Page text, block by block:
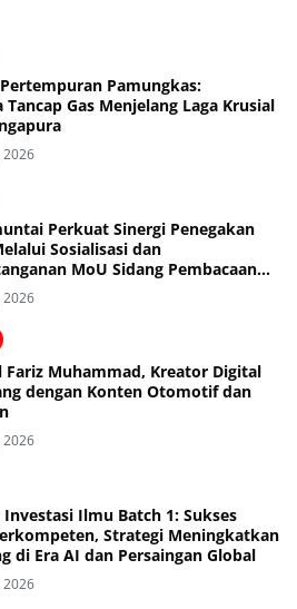
Pamungkas:
Tancap Gas Menjelang Laga Krusial
2026
Perkuat Sinergi Penegakan
Sosialisasi dan
MoU Sidang Pembacaan
2026
Fariz Muhammad, Kreator Digital
dengan Konten Otomotif dan
2026
Ilmu Batch 1: Sukses
Strategi Meningkatkan
di Era AI dan Persaingan Global
2026